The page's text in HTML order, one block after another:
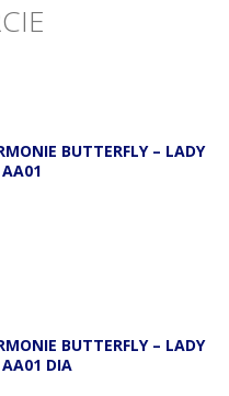
BUTTERFLY – LADY
BUTTERFLY – LADY
DIA